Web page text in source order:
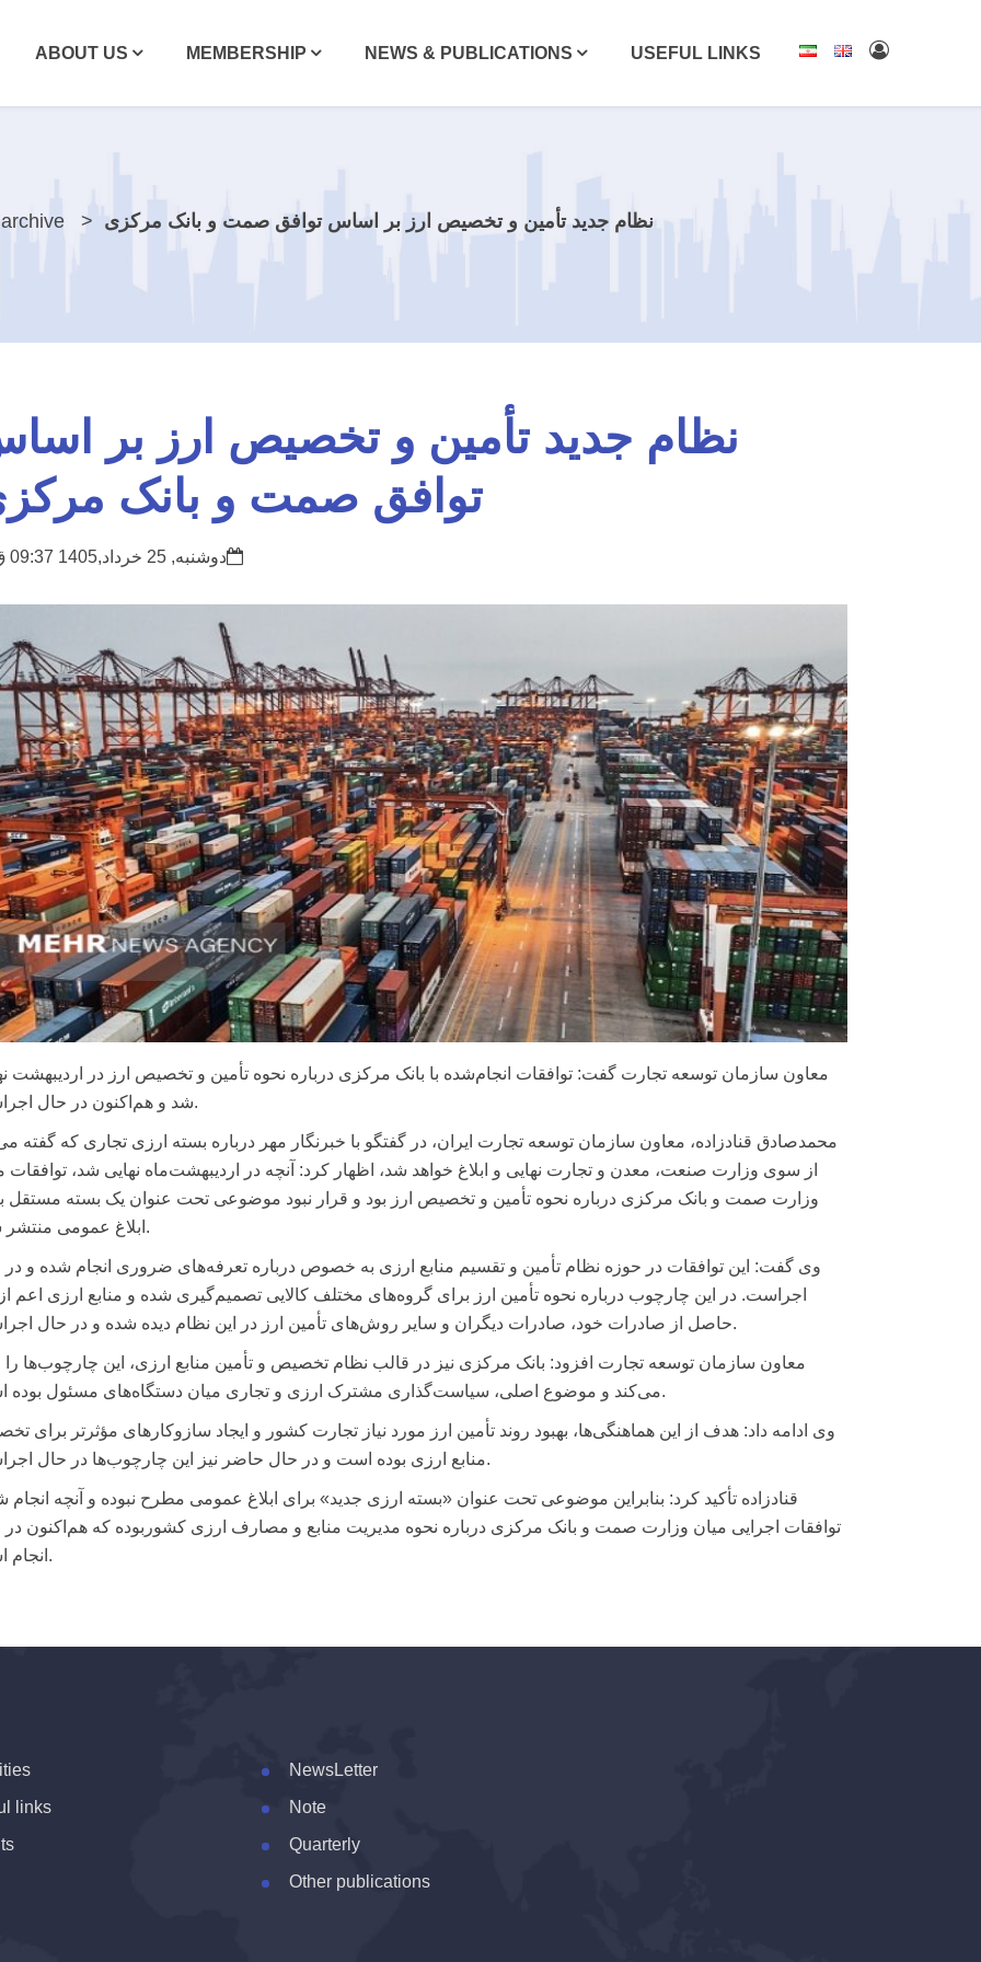
ABOUT US MEMBERSHIP NEWS & PUBLICATIONS USEFUL LINKS
نظام جدید تأمین و تخصیص ارز بر اساس توافق صمت و بانک مرکزی
نظام جدید تأمین و تخصیص ارز بر
توافق صمت و بانک
دوشنبه, 25 خرداد,1405 09:37 ق.ظ
معاون سازمان توسعه تجارت گفت: توافقات انجام‌شده با بانک مرکزی درباره نحوه تأمین و تخصیص ارز در اردیبهشت
شد و هم‌اکنون در حال اجراست.
محمدصادق قنادزاده، معاون سازمان توسعه تجارت ایران، در گفتگو با خبرنگار مهر درباره بسته ارزی تجاری که گفته
از سوی وزارت صنعت، معدن و تجارت نهایی و ابلاغ خواهد شد، اظهار کرد: آنچه در اردیبهشت‌ماه نهایی شد، توافقات
وزارت صمت و بانک مرکزی درباره نحوه تأمین و تخصیص ارز بود و قرار نبود موضوعی تحت عنوان یک بسته مستقل
ابلاغ عمومی منتشر شود.
وی گفت: این توافقات در حوزه نظام تأمین و تقسیم منابع ارزی به خصوص درباره تعرفه‌های ضروری انجام شده و
اجراست. در این چارچوب درباره نحوه تأمین ارز برای گروه‌های مختلف کالایی تصمیم‌گیری شده و منابع ارزی اعم
حاصل از صادرات خود، صادرات دیگران و سایر روش‌های تأمین ارز در این نظام دیده شده و در حال اجراست.
معاون سازمان توسعه تجارت افزود: بانک مرکزی نیز در قالب نظام تخصیص و تأمین منابع ارزی، این چارچوب‌ها را
می‌کند و موضوع اصلی، سیاست‌گذاری مشترک ارزی و تجاری میان دستگاه‌های مسئول بوده است.
وی ادامه داد: هدف از این هماهنگی‌ها، بهبود روند تأمین ارز مورد نیاز تجارت کشور و ایجاد سازوکارهای مؤثرتر برای
منابع ارزی بوده است و در حال حاضر نیز این چارچوب‌ها در حال اجراست.
قنادزاده تأکید کرد: بنابراین موضوعی تحت عنوان «بسته ارزی جدید» برای ابلاغ عمومی مطرح نبوده و آنچه انجام
توافقات اجرایی میان وزارت صمت و بانک مرکزی درباره نحوه مدیریت منابع و مصارف ارزی کشوربوده که هم‌اکنون
انجام است.
links
NewsLetter
Note
Quarterly
Other publications